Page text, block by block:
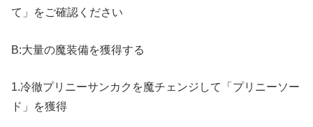
て」をご確認ください
B:大量の魔装備を獲得する
1.冷徹プリニーサンカクを魔チェンジして「プリニーソー
ド」を獲得